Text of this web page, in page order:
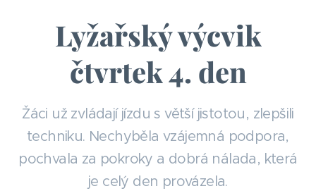
Lyžařský výcvik
čtvrtek 4. den
Žáci už zvládají jízdu s větší jistotou, zlepšili
techniku. Nechyběla vzájemná podpora,
pochvala za pokroky a dobrá nálada, která
je celý den provázela.